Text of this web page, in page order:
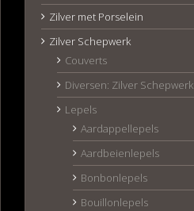
Zilver met Porselein
Zilver Schepwerk
Couverts
Diversen: Zilver Schepwerk
Lepels
Aardappellepels
Aardbeienlepels
Bonbonlepels
Bouillonlepels